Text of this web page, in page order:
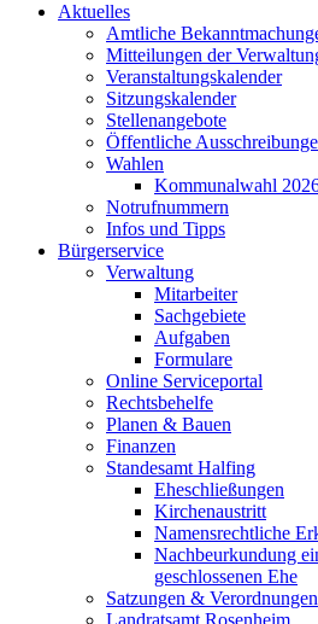
Aktuelles
Amtliche
Mitteilungen der
Veranstaltungskalender
Sitzungskalender
Stellenangebote
Öffentliche
Wahlen
Kommunalwahl
Notrufnummern
Infos und Tipps
Bürgerservice
Verwaltung
Mitarbeiter
Sachgebiete
Aufgaben
Formulare
Online Serviceportal
Rechtsbehelfe
Planen & Bauen
Finanzen
Standesamt Halfing
Eheschließungen
Kirchenaustritt
Namensrechtliche
Nachbeurkundung
geschlossenen Ehe
Satzungen & Verordnungen
Landratsamt Rosenheim